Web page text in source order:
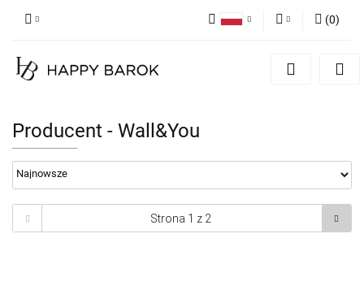
Zaloguj się
(0)
Producent - Wall&You